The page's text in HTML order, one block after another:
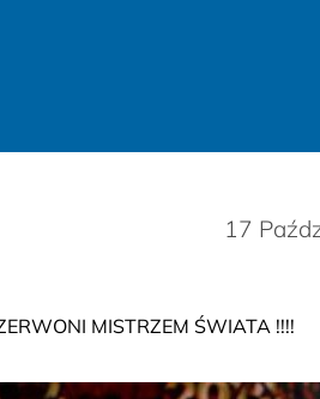
17
MISTRZEM ŚWIATA !!!!